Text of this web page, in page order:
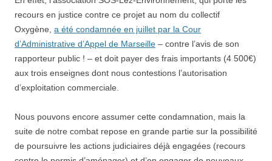
recours en justice contre ce projet au nom du collectif
Oxygène, a été condamnée en juillet par la Cour
d’Administrative d’Appel de Marseille – contre l’avis de son
rapporteur public ! – et doit payer des frais importants (4 500€)
aux trois enseignes dont nous contestions l’autorisation
d’exploitation commerciale.
Nous pouvons encore assumer cette condamnation, mais la
suite de notre combat repose en grande partie sur la possibilité
de poursuivre les actions judiciaires déjà engagées (recours